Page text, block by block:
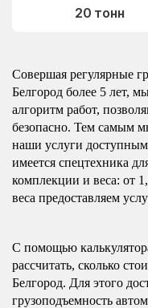
20 тонн
Совершая регулярные
Белгород более 5 лет,
алгоритм работ,
безопасно. Тем самым
наши услуги
имеется спецтехника
комплекции и веса: от
веса предоставляем
С помощью
рассчитать, сколько
Белгород. Для этого
грузоподъемность